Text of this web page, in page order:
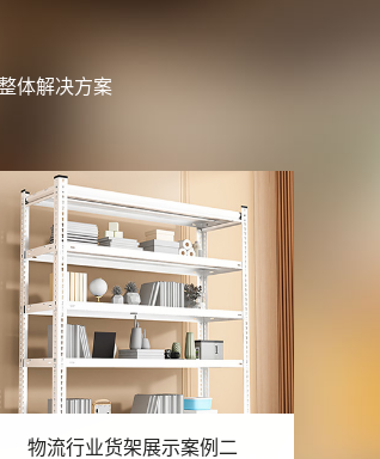
体解决方案
物流行业货架展示案例一